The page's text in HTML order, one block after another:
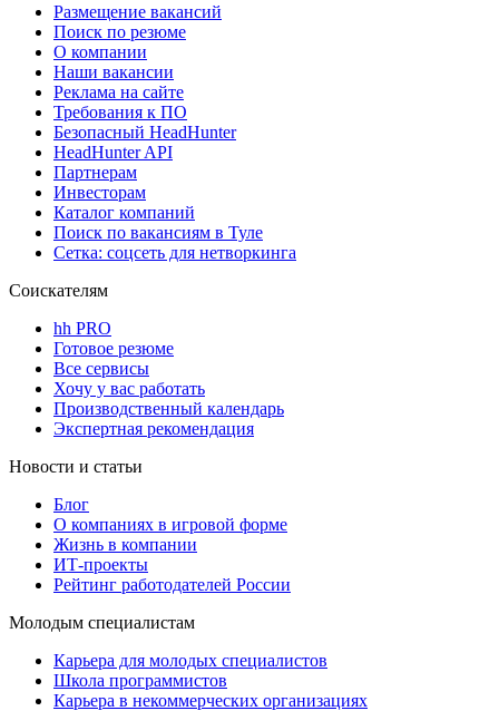
Размещение вакансий
Поиск по резюме
О компании
Наши вакансии
Реклама на сайте
Требования к ПО
Безопасный HeadHunter
HeadHunter API
Партнерам
Инвесторам
Каталог компаний
Поиск по вакансиям в Туле
Сетка: соцсеть для нетворкинга
Соискателям
hh PRO
Готовое резюме
Все сервисы
Хочу у вас работать
Производственный календарь
Экспертная рекомендация
Новости и статьи
Блог
О компаниях в игровой форме
Жизнь в компании
ИТ-проекты
Рейтинг работодателей России
Молодым специалистам
Карьера для молодых специалистов
Школа программистов
Карьера в некоммерческих организациях